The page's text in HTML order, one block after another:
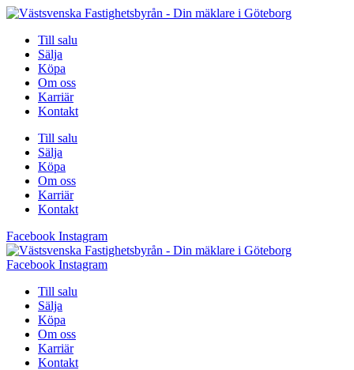
Hoppa
innehållTill salu
Sälja
Köpa
Om oss
Karriär
Kontakt
Till salu
Sälja
Köpa
Om oss
Karriär
Kontakt
Facebook Instagram
Facebook Instagram
Till salu
Sälja
Köpa
Om oss
Karriär
Kontakt